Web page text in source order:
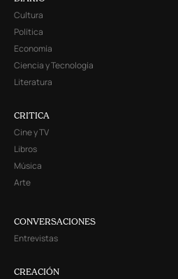
Cultura
Política
Economía
Ciencia y Tecnología
Literatura
CRITICA
Cine y TV
Libros
Música
Arte
CONVERSACIONES
Entrevistas
CREACIÓN